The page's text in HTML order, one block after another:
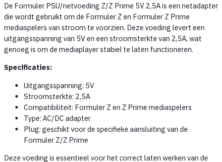
De Formuler PSU/netvoeding Z/Z Prime 5V 2,5A is een netadapter
die wordt gebruikt om de Formuler Z en Formuler Z Prime
mediaspelers van stroom te voorzien. Deze voeding levert een
uitgangsspanning van 5V en een stroomsterkte van 2,5A, wat
genoeg is om de mediaplayer stabiel te laten functioneren.
Specificaties:
Uitgangsspanning: 5V
Stroomsterkte: 2,5A
Compatibiliteit: Formuler Z en Z Prime mediaspelers
Type: AC/DC adapter
Plug: geschikt voor de specifieke aansluiting van de
Formuler Z/Z Prime
Deze voeding is essentieel voor het correct laten werken van de